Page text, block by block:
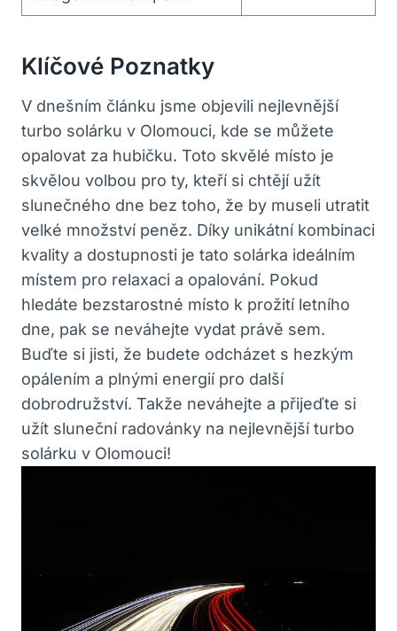
Klíčové Poznatky
V dnešním článku jsme objevili nejlevnější
turbo solárku v Olomouci, kde se můžete
opalovat za hubičku. Toto skvělé místo je
skvělou volbou pro ty, kteří si chtějí užít
slunečného dne bez toho, že by museli utratit
velké množství peněz. Díky unikátní kombinaci
kvality a dostupnosti je tato solárka ideálním
místem pro relaxaci a opalování. Pokud
hledáte bezstarostné místo k prožití letního
dne, pak se neváhejte vydat právě sem.
Buďte si jisti, že budete odcházet s hezkým
opálením a plnými energií pro další
dobrodružství. Takže neváhejte a přijeďte si
užít sluneční radovánky na nejlevnější turbo
solárku v Olomouci!